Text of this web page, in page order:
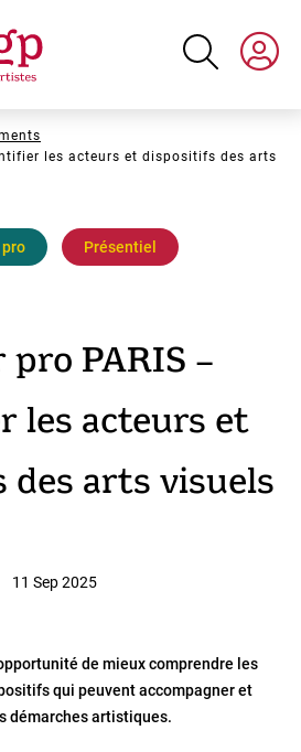
les acteurs et dispositifs des arts
Présentiel
pro PARIS –
les acteurs et
des arts visuels
11 Sep 2025
de mieux comprendre les
qui peuvent accompagner et
démarches artistiques.